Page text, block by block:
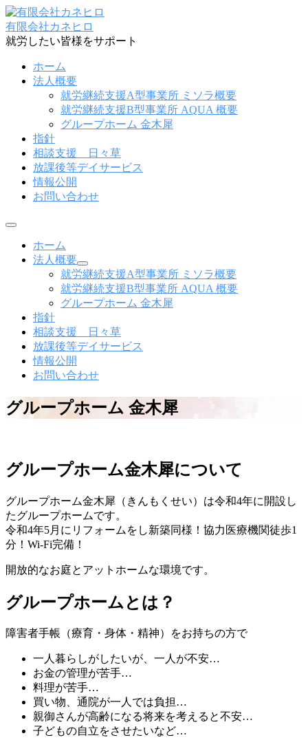
コ
ン
テ
有限会社カネヒロ
就労したい皆様をサポート
ホーム
法人概要
就労継続支援A型事業所 ミソラ概要
就労継続支援B型事業所 AQUA 概要
グループホーム 金木犀
指針
相談支援 日々草
放課後等デイサービス
情報公開
お問い合わせ
メ
ホーム
法人概要
子
メ
ニ
ュ
を
閉
就労継続支援A型事業所 ミソラ概要
就労継続支援B型事業所 AQUA 概要
グループホーム 金木犀
指針
相談支援 日々草
放課後等デイサービス
情報公開
お問い合わせ
グループホーム 金木犀
ル
ー
プ
ホ
ー
金
木
2025
グループホーム金木犀について
グループホーム金木犀（きんもくせい）は令和4年に開設し
たグループホームです。
令和4年5月にリフォームをし新築同様！協力医療機関徒歩1
分！Wi-Fi完備！
開放的なお庭とアットホームな環境です。
グループホームとは？
障害者手帳（療育・身体・精神）をお持ちの方で
一人暮らしがしたいが、一人が不安…
お金の管理が苦手…
料理が苦手…
買い物、通院が一人では負担…
親御さんが高齢になる将来を考えると不安…
子どもの自立をさせたいなど…